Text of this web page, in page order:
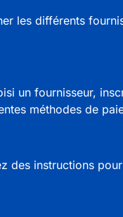
les différents
un fournisseur,
méthodes de
des instructions